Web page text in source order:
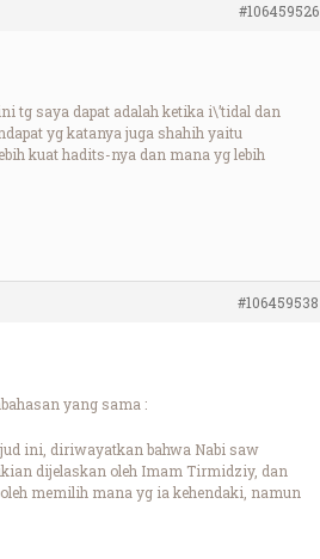
#106459526
tg saya dapat adalah ketika i\’tidal dan
yg katanya juga shahih yaitu
kuat hadits-nya dan mana yg lebih
#106459538
yang sama :
ini, diriwayatkan bahwa Nabi saw
dijelaskan oleh Imam Tirmidziy, dan
memilih mana yg ia kehendaki, namun